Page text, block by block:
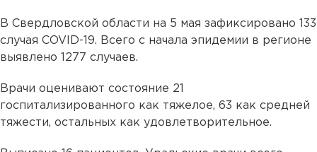
В Свердловской области на 5 мая зафиксировано 133
случая COVID-19. Всего с начала эпидемии в регионе
выявлено 1277 случаев.
Врачи оценивают состояние 21
госпитализированного как тяжелое, 63 как средней
тяжести, остальных как удовлетворительное.